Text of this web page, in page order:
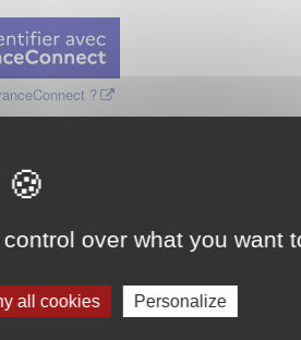
over what you want
all cookies Personalize
?
Je crée mon compte